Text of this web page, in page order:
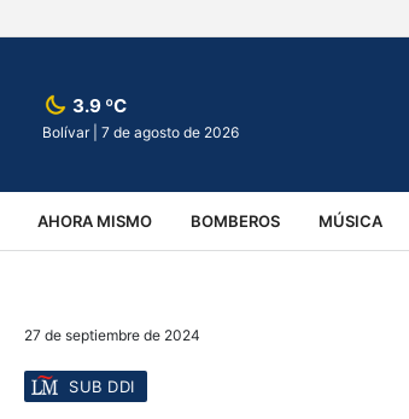
3.9 ºC
Bolívar | 7 de agosto de 2026
AHORA MISMO BOMBEROS MÚSICA
VIRALES ACCIDENTES
27 de septiembre de 2024
SUB DDI